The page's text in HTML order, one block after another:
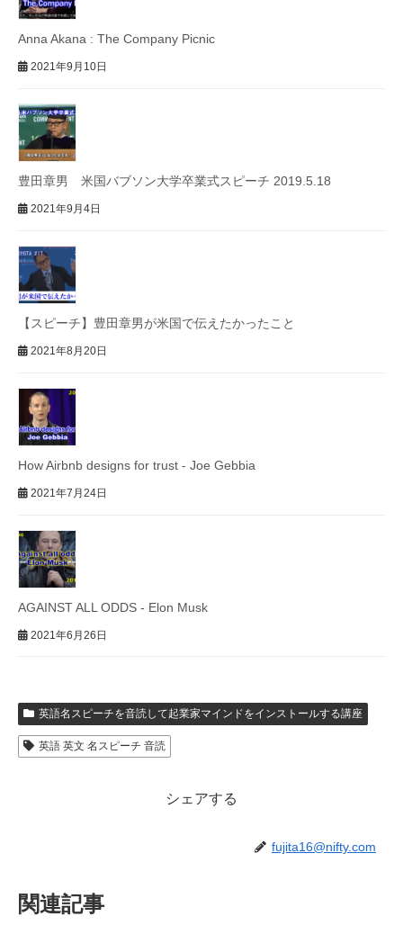
Anna Akana : The Company Picnic
2021年9月10日
豊田章男 米国バブソン大学卒業式スピーチ 2019.5.18
2021年9月4日
【スピーチ】豊田章男が米国で伝えたかったこと
2021年8月20日
How Airbnb designs for trust - Joe Gebbia
2021年7月24日
AGAINST ALL ODDS - Elon Musk
2021年6月26日
英語名スピーチを音読して起業家マインドをインストールする講座
英語 英文 名スピーチ 音読
シェアする
fujita16@nifty.com
関連記事